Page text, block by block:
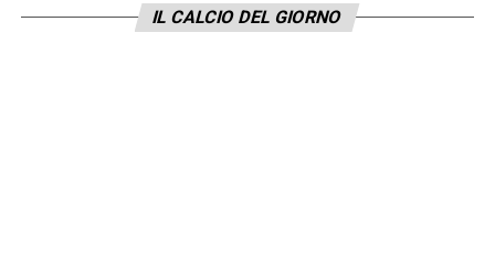
rappresenta uno dei difensori più affidabili
IL CALCIO DEL GIORNO